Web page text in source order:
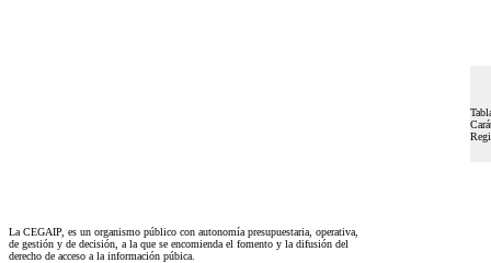
La CEGAIP, es un organismo público con autonomía presupuestaria, operativa,
de gestión y de decisión, a la que se encomienda el fomento y la difusión del
derecho de acceso a la información púbica.